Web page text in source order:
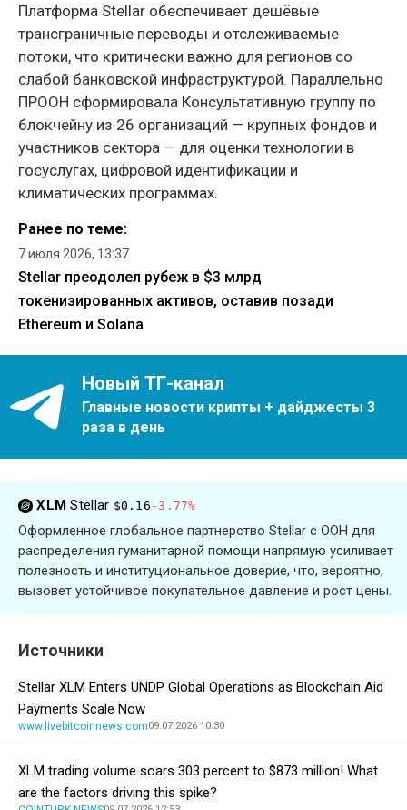
Платформа Stellar обеспечивает дешёвые
трансграничные переводы и отслеживаемые
потоки, что критически важно для регионов со
слабой банковской инфраструктурой. Параллельно
ПРООН сформировала Консультативную группу по
блокчейну из 26 организаций — крупных фондов и
участников сектора — для оценки технологии в
госуслугах, цифровой идентификации и
климатических программах.
Ранее по теме:
7 июля 2026, 13:37
Stellar преодолел рубеж в $3 млрд
токенизированных активов, оставив позади
Ethereum и Solana
Новый ТГ-канал
Главные новости крипты + дайджесты 3
раза в день
XLMStellar $0.16 -3.77%
Оформленное глобальное партнерство Stellar с ООН для
распределения гуманитарной помощи напрямую усиливает
полезность и институциональное доверие, что, вероятно,
вызовет устойчивое покупательное давление и рост цены.
Источники
Stellar XLM Enters UNDP Global Operations as Blockchain Aid
Payments Scale Now
www.livebitcoinnews.com09.07.2026 10:30
XLM trading volume soars 303 percent to $873 million! What
are the factors driving this spike?